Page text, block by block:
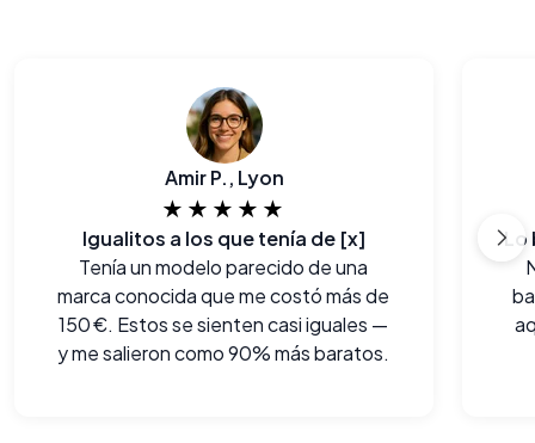
Amir P., Lyon
★★★★★
Igualitos a los que tenía de [x]
Tenía un modelo parecido de una
marca conocida que me costó más de
150 €. Estos se sienten casi iguales —
y me salieron como 90% más baratos.